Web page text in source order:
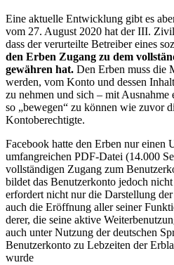
Eine aktuelle Entwicklung gibt es
vom 27. August 2020 hat der III.
dass der verurteilte Betreiber eines
den Erben Zugang zu dem
gewähren hat. Den Erben muss die
werden, vom Konto und dessen
zu nehmen und sich – mit
so „bewegen“ zu können wie zuvor
Kontoberechtigte.
Facebook hatte den Erben nur einen
umfangreichen PDF-Datei (14.000
vollständigen Zugang zum
bildet das Benutzerkonto jedoch
erfordert nicht nur die Darstellung
auch die Eröffnung aller seiner
derer, die seine aktive
auch unter Nutzung der deutschen
Benutzerkonto zu Lebzeiten der
wurde